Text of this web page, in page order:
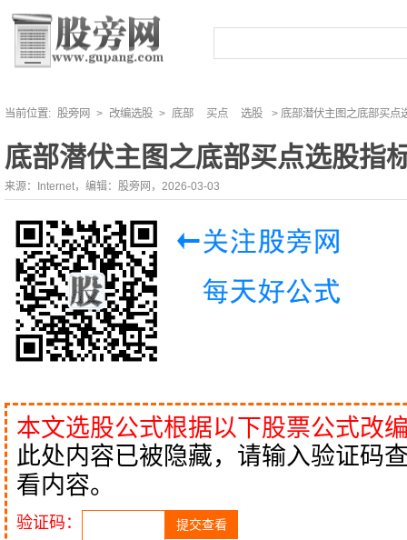
当前位置: 股旁网 > 改编选股 > 底部 买点 选股 > 底部潜伏主图之底部买点
底部潜伏主图之底部买点选股指
来源：Internet，编辑：股旁网，2026-03-03
本文选股公式根据以下股票公式改
此处内容已被隐藏，请输入验证码
看内容。
验证码：